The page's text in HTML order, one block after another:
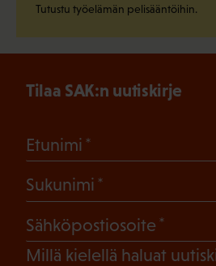
Tutustu työelämän pelisääntöihin.
Tilaa SAK:n uutiskirje
Etunimi
Sukunimi
Sähköpostiosoite
Millä kielellä haluat